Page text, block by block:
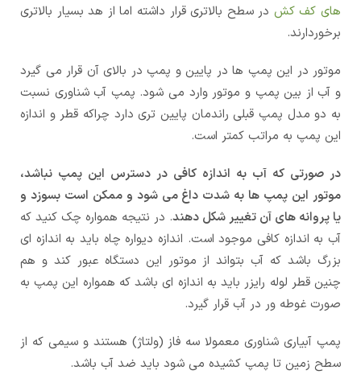
های کف کش در سطح بالاتری قرار داشته اما از هد بسیار بالاتری
برخوردارند.
موتور در این پمپ ها در پایین و پمپ در بالای آن قرار می گیرد
و آب از بین پمپ و موتور وارد می شود. پمپ آب شناوری نسبت
به دو مدل پمپ قبلی راندمان پایین تری دارد چراکه قطر و اندازه
این پمپ به مراتب کمتر است.
در صورتی که آب به اندازه کافی در دسترس این پمپ نباشد،
موتور این پمپ ها به شدت داغ می شود و ممکن است بسوزد و
یا پروانه های آن تغییر شکل دهند. در نتیجه همواره چک کنید که
آب به اندازه کافی موجود است. اندازه دیواره چاه باید به اندازه ای
بزرگ باشد که آب بتواند از موتور این دستگاه عبور کند و هم
چنین قطر لوله رایزر باید به اندازه ای باشد که همواره این پمپ به
صورت غوطه ور در آب قرار گیرد.
پمپ آبیاری شناوری معمولا سه فاز (ولتاژ) هستند و سیمی که از
سطح زمین تا پمپ کشیده می شود باید ضد آب باشد.